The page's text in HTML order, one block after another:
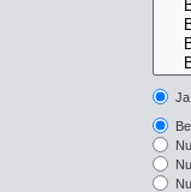
Ja